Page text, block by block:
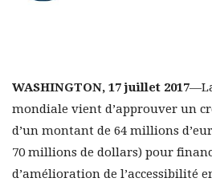
WASHINGTON, 17 juillet 2017
mondiale vient d’approuver un
d’un montant de 64 millions
70 millions de dollars) pour
d’amélioration de l’accessibilité